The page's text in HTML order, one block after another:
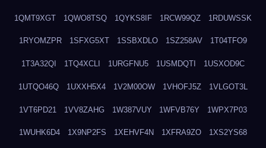
1QMT9XGT 1QWO8TSQ 1QYKS8IF 1RCW99QZ 1RDUWSSK
1RYOMZPR 1SFXG5XT 1SSBXDLO 1SZ258AV 1T04TFO9
1T3A32QI 1TQ4XCLI 1URGFNU5 1USMDQTI 1USXOD9C
1UTQO46Q 1UXXH5X4 1V2M00OW 1VHOFJ5Z 1VLGOT3L
1VT6PD21 1VV8ZAHG 1W387VUY 1WFVB76Y 1WPX7P03
1WUHK6D4 1X9NP2FS 1XEHVF4N 1XFRA9ZO 1XS2YS68